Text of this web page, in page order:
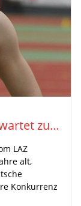
Anna Hiesinger: Ziemlich unerwartet zur Deutschen U18-Bestleistung
LAZ
alt,
Konkurrenz